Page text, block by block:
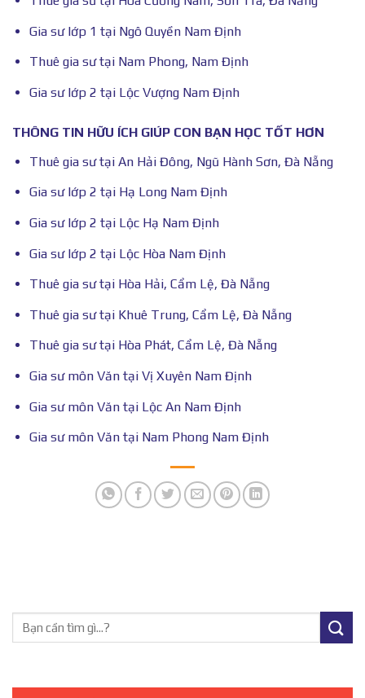
Gia sư lớp 1 tại Ngô Quyền Nam Định
Thuê gia sư tại Nam Phong, Nam Định
Gia sư lớp 2 tại Lộc Vượng Nam Định
THÔNG TIN HỮU ÍCH GIÚP CON BẠN HỌC TỐT HƠN
Thuê gia sư tại An Hải Đông, Ngũ Hành Sơn, Đà Nẵng
Gia sư lớp 2 tại Hạ Long Nam Định
Gia sư lớp 2 tại Lộc Hạ Nam Định
Gia sư lớp 2 tại Lộc Hòa Nam Định
Thuê gia sư tại Hòa Hải, Cẩm Lệ, Đà Nẵng
Thuê gia sư tại Khuê Trung, Cẩm Lệ, Đà Nẵng
Thuê gia sư tại Hòa Phát, Cẩm Lệ, Đà Nẵng
Gia sư môn Văn tại Vị Xuyên Nam Định
Gia sư môn Văn tại Lộc An Nam Định
Gia sư môn Văn tại Nam Phong Nam Định